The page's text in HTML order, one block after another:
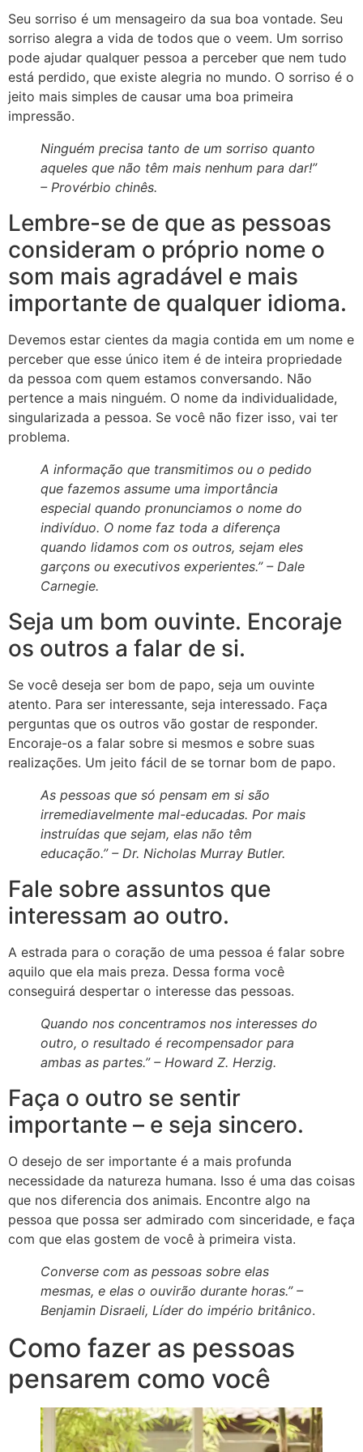
downloader
Seu sorriso é um mensageiro da sua boa vontade. Seu
sorriso alegra a vida de todos que o veem. Um sorriso
pode ajudar qualquer pessoa a perceber que nem tudo
está perdido, que existe alegria no mundo. O sorriso é o
jeito mais simples de causar uma boa primeira
impressão.
Ninguém precisa tanto de um sorriso quanto
aqueles que não têm mais nenhum para dar!”
– Provérbio chinês.
Lembre-se de que as pessoas
consideram o próprio nome o
som mais agradável e mais
importante de qualquer idioma.
Devemos estar cientes da magia contida em um nome e
perceber que esse único item é de inteira propriedade
da pessoa com quem estamos conversando. Não
pertence a mais ninguém. O nome da individualidade,
singularizada a pessoa. Se você não fizer isso, vai ter
problema.
A informação que transmitimos ou o pedido
que fazemos assume uma importância
especial quando pronunciamos o nome do
indivíduo. O nome faz toda a diferença
quando lidamos com os outros, sejam eles
garçons ou executivos experientes.” – Dale
Carnegie.
Seja um bom ouvinte. Encoraje
os outros a falar de si.
Se você deseja ser bom de papo, seja um ouvinte
atento. Para ser interessante, seja interessado. Faça
perguntas que os outros vão gostar de responder.
Encoraje-os a falar sobre si mesmos e sobre suas
realizações. Um jeito fácil de se tornar bom de papo.
As pessoas que só pensam em si são
irremediavelmente mal-educadas. Por mais
instruídas que sejam, elas não têm
educação.” – Dr. Nicholas Murray Butler.
Fale sobre assuntos que
interessam ao outro.
A estrada para o coração de uma pessoa é falar sobre
aquilo que ela mais preza. Dessa forma você
conseguirá despertar o interesse das pessoas.
Quando nos concentramos nos interesses do
outro, o resultado é recompensador para
ambas as partes.” – Howard Z. Herzig.
Faça o outro se sentir
importante – e seja sincero.
O desejo de ser importante é a mais profunda
necessidade da natureza humana. Isso é uma das coisas
que nos diferencia dos animais. Encontre algo na
pessoa que possa ser admirado com sinceridade, e faça
com que elas gostem de você à primeira vista.
Converse com as pessoas sobre elas
mesmas, e elas o ouvirão durante horas.” –
Benjamin Disraeli, Líder do império britânico.
Como fazer as pessoas
pensarem como você